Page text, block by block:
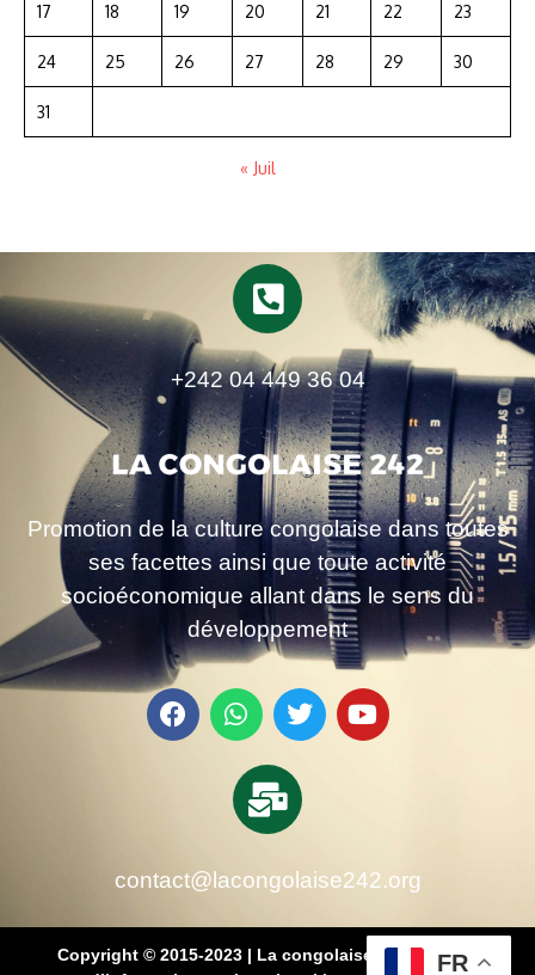
17 18 19 20 21 22 23
24 25 26 27 28 29 30
31
« Juil
+242 04 449 36 04
Promotion de la culture congolaise dans toutes
ses facettes ainsi que toute activité
socioéconomique allant dans le sens du
développement
contact@lacongolaise242.org
Copyright © 2015-2023 | La congolaise 242 – média
FR